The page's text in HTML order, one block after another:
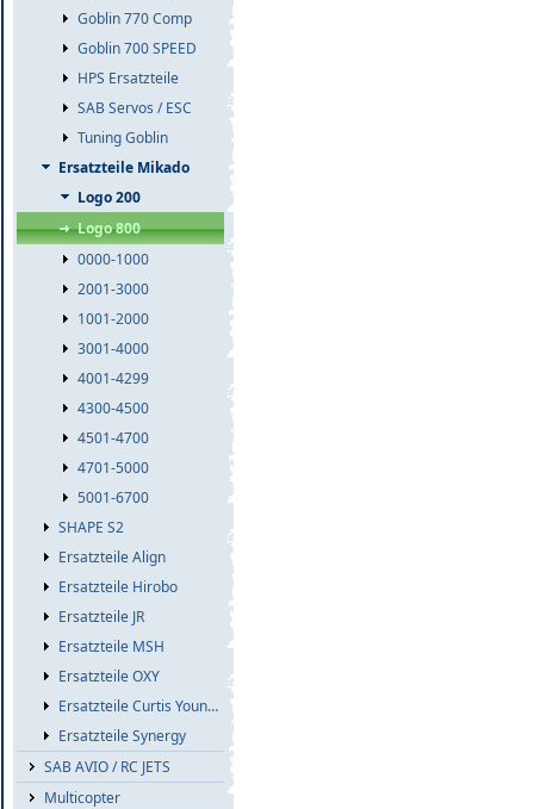
Goblin 770 Comp
Goblin 700 SPEED
HPS Ersatzteile
SAB Servos / ESC
Tuning Goblin
Ersatzteile Mikado
Logo 200
Logo 800
0000-1000
2001-3000
1001-2000
3001-4000
4001-4299
4300-4500
4501-4700
4701-5000
5001-6700
SHAPE S2
Ersatzteile Align
Ersatzteile Hirobo
Ersatzteile JR
Ersatzteile MSH
Ersatzteile OXY
Ersatzteile Curtis Youngblood
Ersatzteile Synergy
SAB AVIO / RC JETS
Multicopter